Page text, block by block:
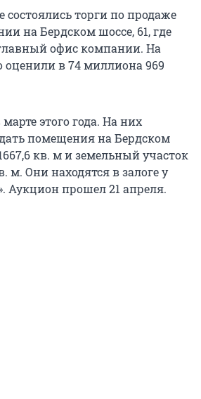
состоялись торги по продаже
на Бердском шоссе, 61, где
офис компании. На
оценили в 74 миллиона 969
этого года. На них
помещения на Бердском
кв. м и земельный участок
м. Они находятся в залоге у
Аукцион прошел 21 апреля.